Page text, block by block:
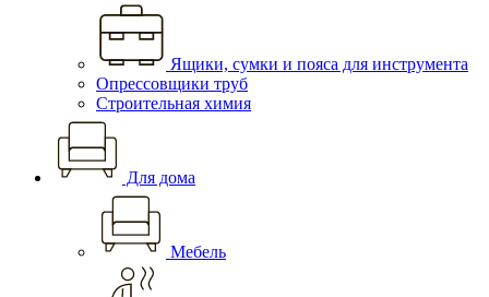
Ящики, сумки и пояса для инструмента
Опрессовщики труб
Строительная химия
Для дома
Мебель